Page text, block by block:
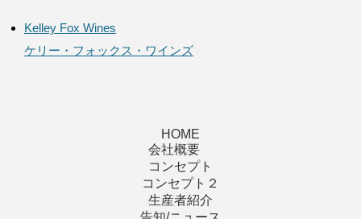
Kelley Fox Wines
ケリー・フォックス・ワインズ
HOME
会社概要
コンセプト
コンセプト２
生産者紹介